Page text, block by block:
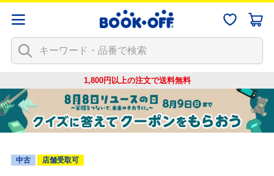
1,800円以上の注文で送料無料
中古 店舗受取可